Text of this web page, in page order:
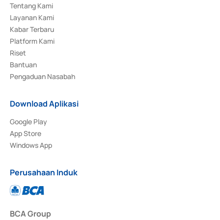
Tentang Kami
Layanan Kami
Kabar Terbaru
Platform Kami
Riset
Bantuan
Pengaduan Nasabah
Download Aplikasi
Google Play
App Store
Windows App
Perusahaan Induk
BCA Group